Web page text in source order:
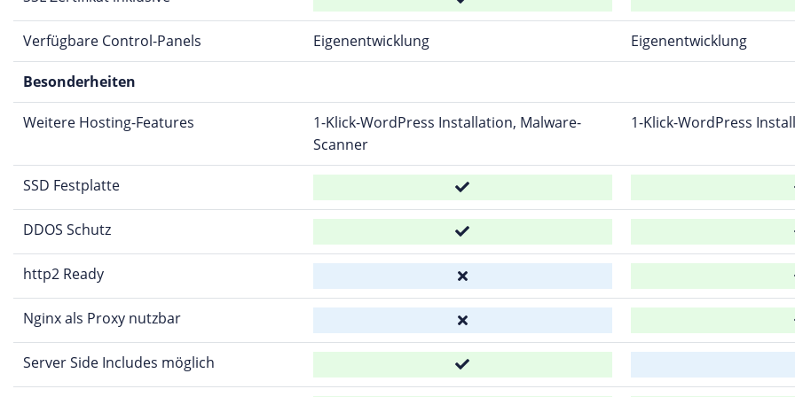
Verfügbare Control-Panels Eigenentwicklung Eigenentwicklung
Besonderheiten
Weitere Hosting-Features
1-Klick-WordPress Installation, Malware-
Scanner
1-Klick-WordPress
SSD Festplatte
DDOS Schutz
http2 Ready
Nginx als Proxy nutzbar
Server Side Includes möglich